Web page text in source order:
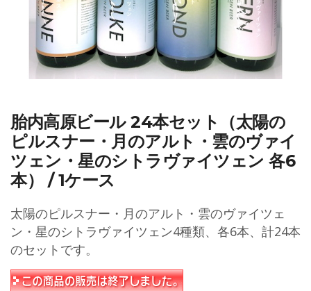
胎内高原ビール 24本セット（太陽の
ピルスナー・月のアルト・雲のヴァイ
ツェン・星のシトラヴァイツェン 各6
本） / 1ケース
太陽のピルスナー・月のアルト・雲のヴァイツェ
ン・星のシトラヴァイツェン4種類、各6本、計24本
のセットです。